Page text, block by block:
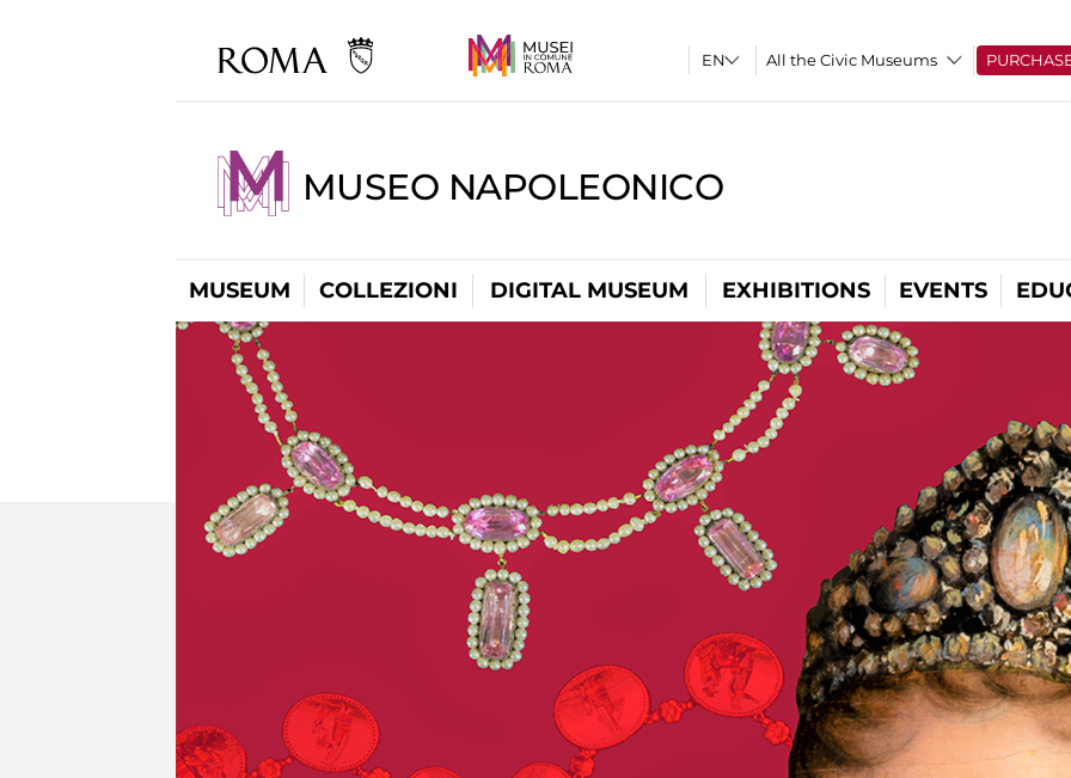
All the Civic Museums
MUSEO NAPOLEONICO
MUSEUM COLLEZIONI DIGITAL MUSEUM EXHIBITIONS EVENTS